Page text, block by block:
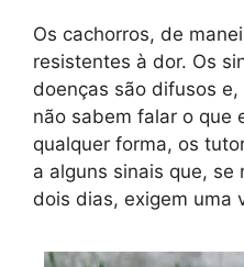
Os cachorros, de
resistentes à dor. Os
doenças são difusos
não sabem falar o que
qualquer forma, os
a alguns sinais que, se
dois dias, exigem uma